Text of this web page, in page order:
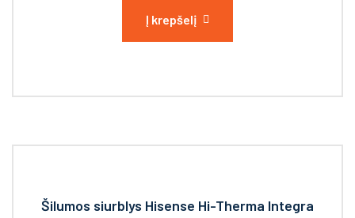
Į krepšelį
Šilumos siurblys Hisense Hi-Therma Integra